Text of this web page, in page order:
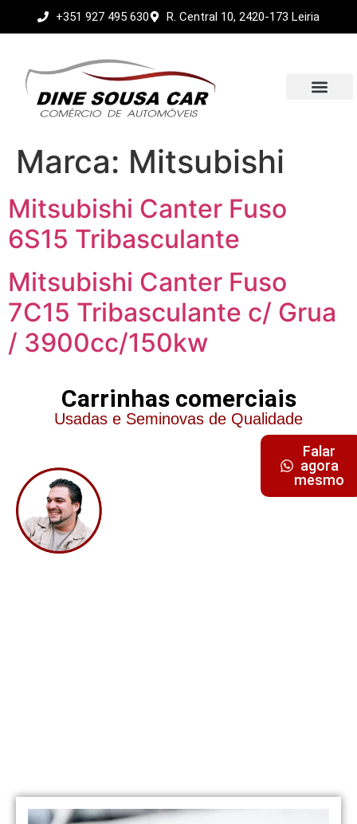
+351 927 495 630 R. Central 10, 2420-173 Leiria
Marca: Mitsubishi
Mitsubishi Canter Fuso
6S15 Tribasculante
Mitsubishi Canter Fuso
7C15 Tribasculante c/ Grua
/ 3900cc/150kw
Carrinhas comerciais
Usadas e Seminovas de Qualidade
Falar
agora
mesmo